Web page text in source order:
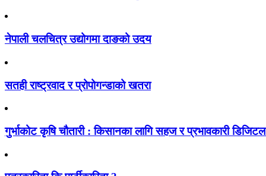
नेपाली चलचित्र उद्योगमा दाङको उदय
सतही राष्ट्रवाद र प्रोपोगन्डाको खतरा
गुर्भाकोट कृषि चौतारी : किसानका लागि सहज र प्रभावकारी